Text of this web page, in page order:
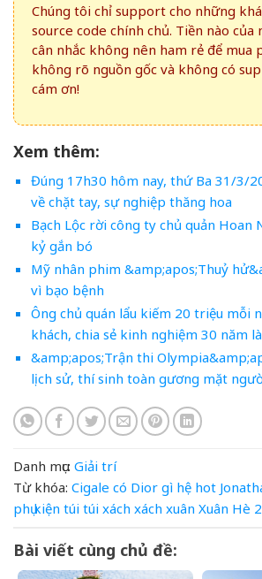
Chúng tôi chỉ support cho những
source code chính chủ. Tiền nào của
cân nhắc không nên ham rẻ để mua
không rõ nguồn gốc và không có
cám ơn!
Xem thêm:
Đúng 17h30 hôm nay, thứ Ba 31/3/
về chặt tay, sự nghiệp thăng hoa
Bạch Lộc rời công ty chủ quản Hoan
kỷ gắn bó
Mỹ nhân phim &amp;apos;Thuỷ
vì bạo bệnh
Ông chủ quán lẩu kiếm 20 triệu mỗi
khách, chia sẻ kinh nghiệm 30 năm
&amp;apos;Trận thi
lịch sử, thí sinh toàn gương mặt
Danh mục: Giải trí
Từ khóa: Cigale có Dior gì hệ hot
phụ kiện túi túi xách xách xuân Xuân Hè
Bài viết cùng chủ đề: